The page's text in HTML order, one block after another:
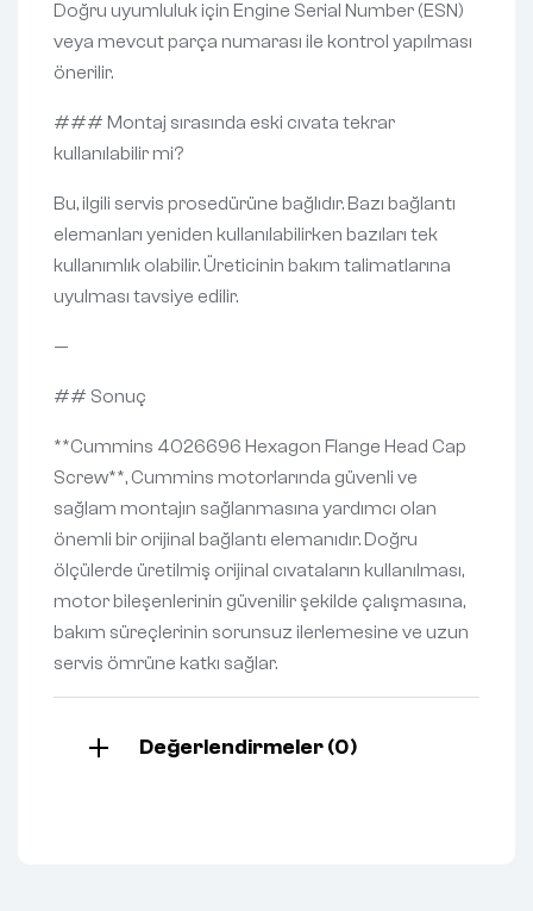
Doğru uyumluluk için Engine Serial Number (ESN)
veya mevcut parça numarası ile kontrol yapılması
önerilir.
### Montaj sırasında eski cıvata tekrar
kullanılabilir mi?
Bu, ilgili servis prosedürüne bağlıdır. Bazı bağlantı
elemanları yeniden kullanılabilirken bazıları tek
kullanımlık olabilir. Üreticinin bakım talimatlarına
uyulması tavsiye edilir.
—
## Sonuç
**Cummins 4026696 Hexagon Flange Head Cap
Screw**, Cummins motorlarında güvenli ve
sağlam montajın sağlanmasına yardımcı olan
önemli bir orijinal bağlantı elemanıdır. Doğru
ölçülerde üretilmiş orijinal cıvataların kullanılması,
motor bileşenlerinin güvenilir şekilde çalışmasına,
bakım süreçlerinin sorunsuz ilerlemesine ve uzun
servis ömrüne katkı sağlar.
Değerlendirmeler (0)